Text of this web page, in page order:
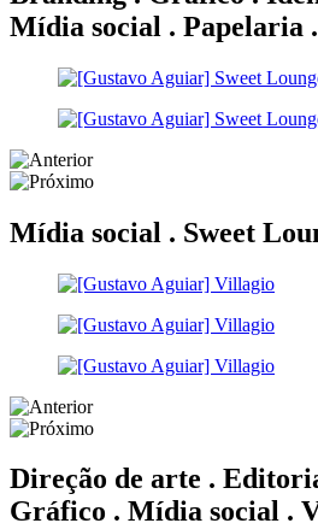
Mídia social . Papelaria .
Mídia social . Sweet
Direção de arte .
Gráfico . Mídia social .